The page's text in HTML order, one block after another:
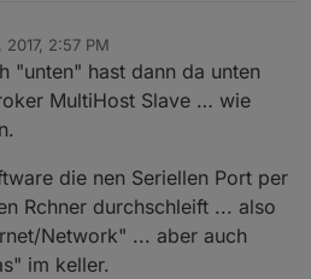
2017, 2:57 PM
"unten" hast dann da unten
MultiHost Slave … wie
die nen Seriellen Port per
Rchner durchschleift ... also
Network" ... aber auch
im keller.